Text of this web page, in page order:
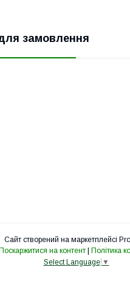
замовлення
Сайт створений на маркетплейсі
Поскаржитися на контент
Політика
Select Language ▼